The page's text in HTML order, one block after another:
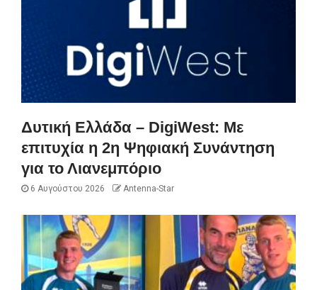
Δυτική Ελλάδα – DigiWest: Με
επιτυχία η 2η Ψηφιακή Συνάντηση
για το Λιανεμπόριο
6 Αυγούστου 2026 Antenna-Star